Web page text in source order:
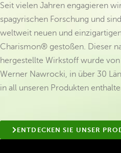
Seit vielen Jahren engagieren
spagyrischen Forschung und
weltweit neuen und
Charismon® gestoßen. Dieser
hergestellte Wirkstoff wurde
Werner Nawrocki, in über 30
in all unseren Produkten
ENTDECKEN SIE UNSER